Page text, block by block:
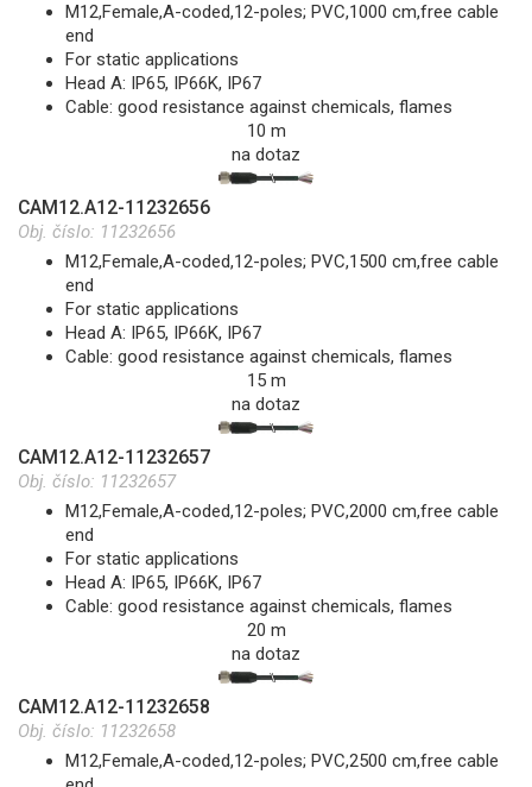
M12,Female,A-coded,12-poles; PVC,1000 cm,free cable
end
For static applications
Head A: IP65, IP66K, IP67
Cable: good resistance against chemicals, flames
10 m
na dotaz
CAM12.A12-11232656
Obj. číslo: 11232656
M12,Female,A-coded,12-poles; PVC,1500 cm,free cable
end
For static applications
Head A: IP65, IP66K, IP67
Cable: good resistance against chemicals, flames
15 m
na dotaz
CAM12.A12-11232657
Obj. číslo: 11232657
M12,Female,A-coded,12-poles; PVC,2000 cm,free cable
end
For static applications
Head A: IP65, IP66K, IP67
Cable: good resistance against chemicals, flames
20 m
na dotaz
CAM12.A12-11232658
Obj. číslo: 11232658
M12,Female,A-coded,12-poles; PVC,2500 cm,free cable